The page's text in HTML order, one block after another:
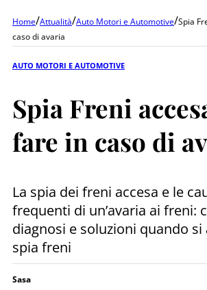
Home/Attualità/Auto Motori e Automotive/Spia
caso di avaria
AUTO MOTORI E AUTOMOTIVE
Spia Freni
fare in caso di
La spia dei freni accesa e le
frequenti di un’avaria ai freni:
diagnosi e soluzioni quando si
spia freni
Sasa